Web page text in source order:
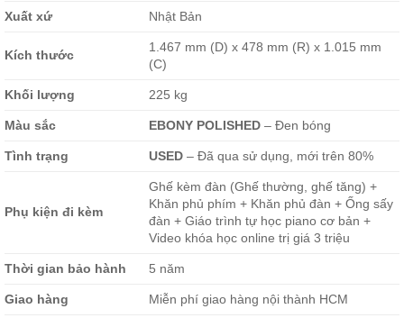
Xuất xứ Nhật Bản
Kích thước
1.467 mm (D) x 478 mm (R) x 1.015 mm
(C)
Khối lượng 225 kg
Màu sắc EBONY POLISHED – Đen bóng
Tình trạng USED – Đã qua sử dụng, mới trên 80%
Phụ kiện đi kèm
Ghế kèm đàn (Ghế thường, ghế tăng) +
Khăn phủ phím + Khăn phủ đàn + Ống sấy
đàn + Giáo trình tự học piano cơ bản +
Video khóa học online trị giá 3 triệu
Thời gian bảo hành 5 năm
Giao hàng Miễn phí giao hàng nội thành HCM